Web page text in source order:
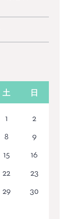
土 日
1
2
8
9
15
16
22
23
29
30